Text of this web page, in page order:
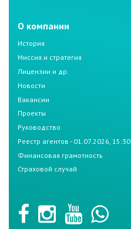
О компании
История
Миссия и стратегия
Лицензии и др.
Новости
Вакансии
Проекты
Руководство
Реестр агентов - 01.07.2026, 15:30
Финансовая грамотность
Страховой случай